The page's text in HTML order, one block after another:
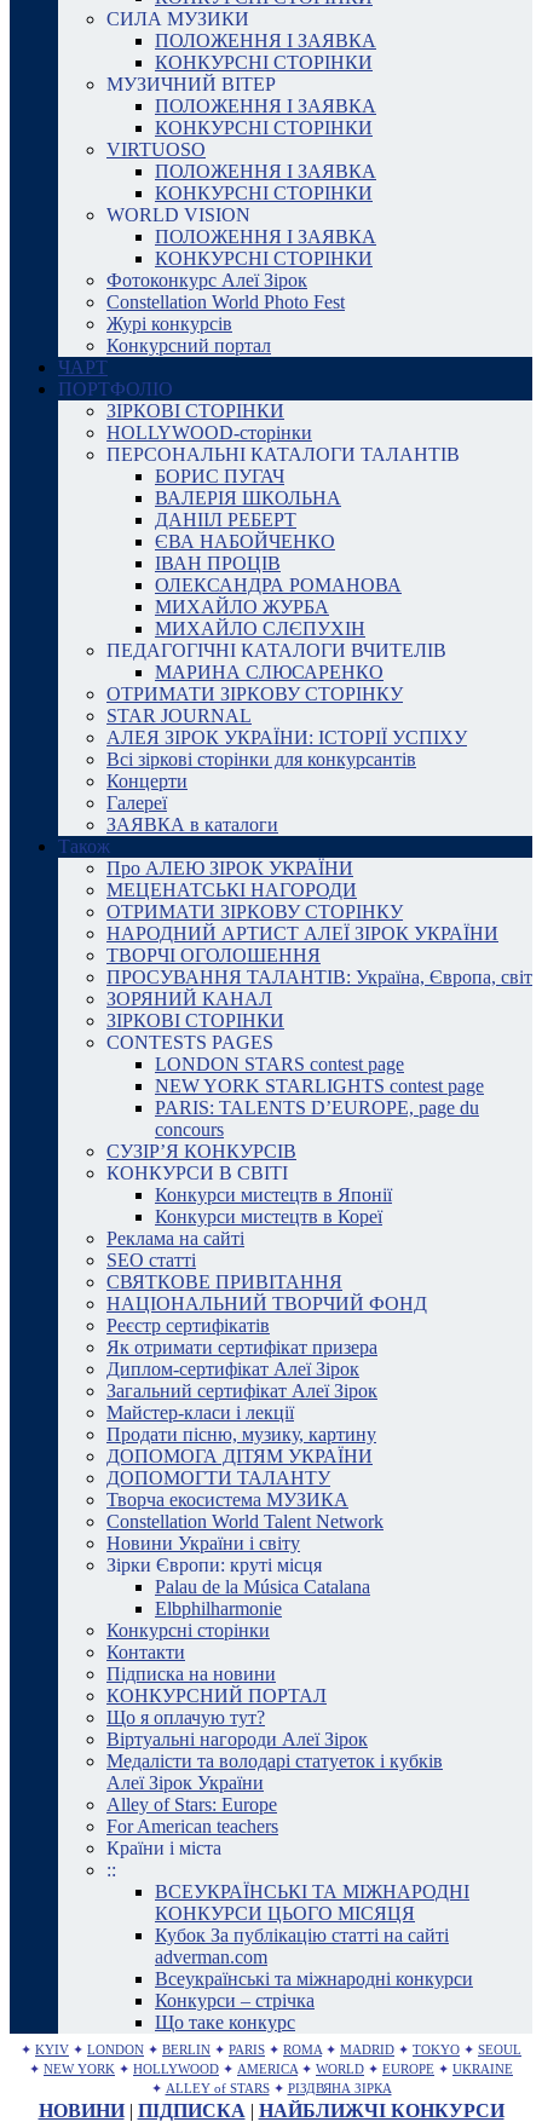
СИЛА МУЗИКИ
ПОЛОЖЕННЯ І ЗАЯВКА
КОНКУРСНІ СТОРІНКИ
МУЗИЧНИЙ ВІТЕР
ПОЛОЖЕННЯ І ЗАЯВКА
КОНКУРСНІ СТОРІНКИ
VIRTUOSO
ПОЛОЖЕННЯ І ЗАЯВКА
КОНКУРСНІ СТОРІНКИ
WORLD VISION
ПОЛОЖЕННЯ І ЗАЯВКА
КОНКУРСНІ СТОРІНКИ
Фотоконкурс Алеї Зірок
Constellation World Photo Fest
Журі конкурсів
Конкурсний портал
ЧАРТ
ПОРТФОЛІО
ЗІРКОВІ СТОРІНКИ
HOLLYWOOD-сторінки
ПЕРСОНАЛЬНІ КАТАЛОГИ ТАЛАНТІВ
БОРИС ПУГАЧ
ВАЛЕРІЯ ШКОЛЬНА
ДАНІІЛ РЕБЕРТ
ЄВА НАБОЙЧЕНКО
ІВАН ПРОЦІВ
ОЛЕКСАНДРА РОМАНОВА
МИХАЙЛО ЖУРБА
МИХАЙЛО СЛЄПУХІН
ПЕДАГОГІЧНІ КАТАЛОГИ ВЧИТЕЛІВ
МАРИНА СЛЮСАРЕНКО
ОТРИМАТИ ЗІРКОВУ СТОРІНКУ
STAR JOURNAL
АЛЕЯ ЗІРОК УКРАЇНИ: ІСТОРІЇ УСПІХУ
Всі зіркові сторінки для конкурсантів
Концерти
Галереї
ЗАЯВКА в каталоги
Також
Про АЛЕЮ ЗІРОК УКРАЇНИ
МЕЦЕНАТСЬКІ НАГОРОДИ
ОТРИМАТИ ЗІРКОВУ СТОРІНКУ
НАРОДНИЙ АРТИСТ АЛЕЇ ЗІРОК УКРАЇНИ
ТВОРЧІ ОГОЛОШЕННЯ
ПРОСУВАННЯ ТАЛАНТІВ: Україна, Європа, світ
ЗОРЯНИЙ КАНАЛ
ЗІРКОВІ СТОРІНКИ
CONTESTS PAGES
LONDON STARS contest page
NEW YORK STARLIGHTS contest page
PARIS: TALENTS D’EUROPE, page du
concours
СУЗІР’Я КОНКУРСІВ
КОНКУРСИ В СВІТІ
Конкурси мистецтв в Японії
Конкурси мистецтв в Кореї
Реклама на сайті
SEO статті
СВЯТКОВЕ ПРИВІТАННЯ
НАЦІОНАЛЬНИЙ ТВОРЧИЙ ФОНД
Реєстр сертифікатів
Як отримати сертифікат призера
Диплом-сертифікат Алеї Зірок
Загальний сертифікат Алеї Зірок
Майстер-класи і лекції
Продати пісню, музику, картину
ДОПОМОГА ДІТЯМ УКРАЇНИ
ДОПОМОГТИ ТАЛАНТУ
Творча екосистема МУЗИКА
Constellation World Talent Network
Новини України і світу
Зірки Європи: круті місця
Palau de la Música Catalana
Elbphilharmonie
Конкурсні сторінки
Контакти
Підписка на новини
КОНКУРСНИЙ ПОРТАЛ
Що я оплачую тут?
Віртуальні нагороди Алеї Зірок
Медалісти та володарі статуеток і кубків
Алеї Зірок України
Alley of Stars: Europe
For American teachers
Країни і міста
::
ВСЕУКРАЇНСЬКІ ТА МІЖНАРОДНІ
КОНКУРСИ ЦЬОГО МІСЯЦЯ
Кубок За публікацію статті на сайті
adverman.com
Всеукраїнські та міжнародні конкурси
Конкурси – стрічка
Що таке конкурс
✦ KYIV ✦ LONDON ✦ BERLIN ✦ PARIS ✦ ROMA ✦ MADRID ✦ TOKYO ✦ SEOUL
✦ NEW YORK ✦ HOLLYWOOD ✦ AMERICA ✦ WORLD ✦ EUROPE ✦ UKRAINE
✦ ALLEY of STARS ✦ РІЗДВЯНА ЗІРКА
НОВИНИ| ПІДПИСКА | НАЙБЛИЖЧІ КОНКУРСИ